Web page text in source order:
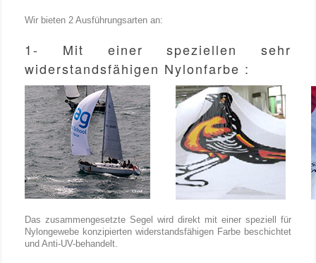
Wir bieten 2 Ausführungsarten an:
1- Mit einer speziellen sehr
widerstandsfähigen Nylonfarbe :
Das zusammengesetzte Segel wird direkt mit einer speziell für
Nylongewebe konzipierten widerstandsfähigen Farbe beschichtet
und Anti-UV-behandelt.